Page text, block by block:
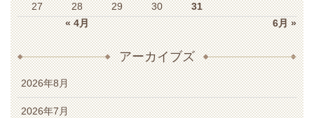
« 4月 6月 »
27
28 29 30 31
アーカイブズ
2026年8月
2026年7月